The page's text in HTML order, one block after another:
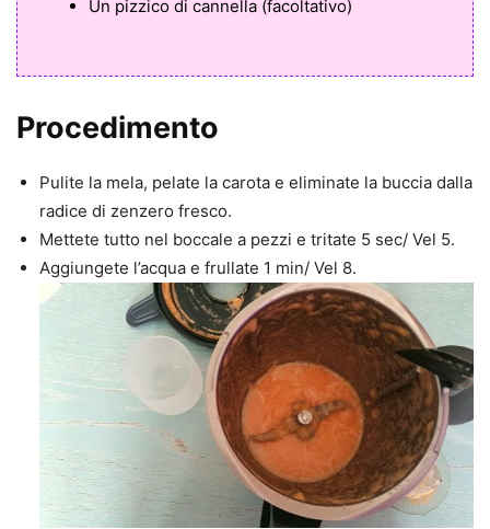
Un pizzico di cannella (facoltativo)
Procedimento
Pulite la mela, pelate la carota e eliminate la buccia dalla
radice di zenzero fresco.
Mettete tutto nel boccale a pezzi e tritate 5 sec/ Vel 5.
Aggiungete l’acqua e frullate 1 min/ Vel 8.